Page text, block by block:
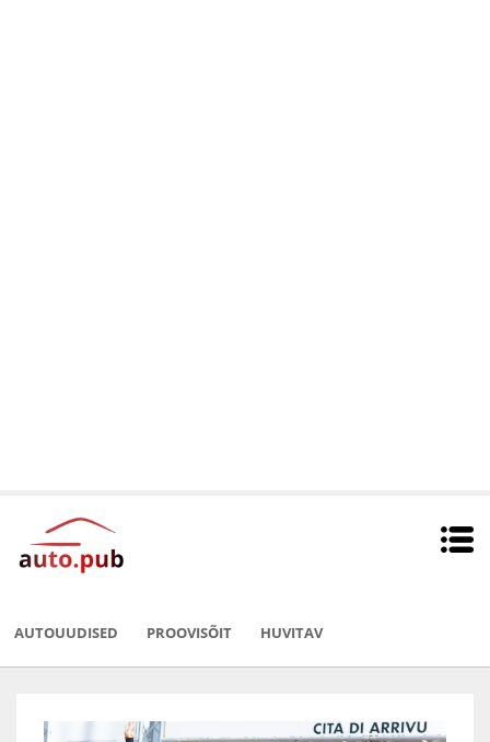
AUTOUUDISED PROOVISÕIT HUVITAV